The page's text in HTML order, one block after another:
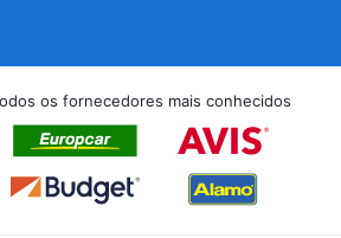
os fornecedores mais conhecidos